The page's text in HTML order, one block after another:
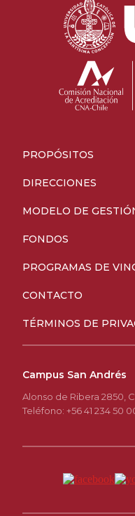
PROPÓSITOS
DIRECCIONES
MODELO DE
FONDOS
PROGRAMAS DE
CONTACTO
TÉRMINOS DE
Campus San Andrés
Alonso de Ribera 2850,
Teléfono: +56 41 234 50